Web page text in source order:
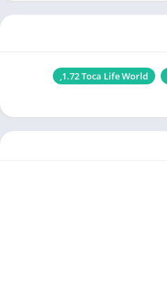
Toca Life World‏ 1.72,